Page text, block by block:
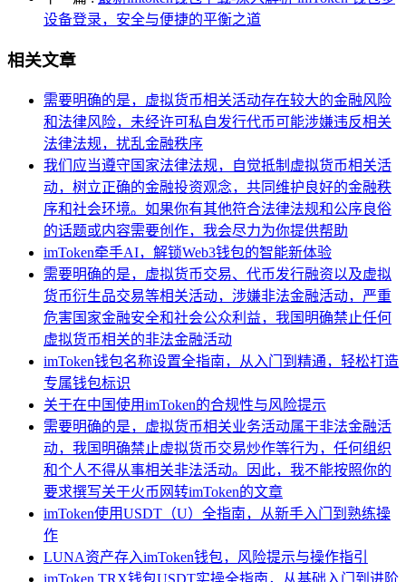
设备登录，安全与便捷的平衡之道
相关文章
需要明确的是，虚拟货币相关活动存在较大的金融风险
和法律风险，未经许可私自发行代币可能涉嫌违反相关
法律法规，扰乱金融秩序
我们应当遵守国家法律法规，自觉抵制虚拟货币相关活
动，树立正确的金融投资观念，共同维护良好的金融秩
序和社会环境。如果你有其他符合法律法规和公序良俗
的话题或内容需要创作，我会尽力为你提供帮助
imToken牵手AI，解锁Web3钱包的智能新体验
需要明确的是，虚拟货币交易、代币发行融资以及虚拟
货币衍生品交易等相关活动，涉嫌非法金融活动，严重
危害国家金融安全和社会公众利益，我国明确禁止任何
虚拟货币相关的非法金融活动
imToken钱包名称设置全指南，从入门到精通，轻松打造
专属钱包标识
关于在中国使用imToken的合规性与风险提示
需要明确的是，虚拟货币相关业务活动属于非法金融活
动，我国明确禁止虚拟货币交易炒作等行为，任何组织
和个人不得从事相关非法活动。因此，我不能按照你的
要求撰写关于火币网转imToken的文章
imToken使用USDT（U）全指南，从新手入门到熟练操
作
LUNA资产存入imToken钱包，风险提示与操作指引
imToken TRX钱包USDT实操全指南，从基础入门到进阶